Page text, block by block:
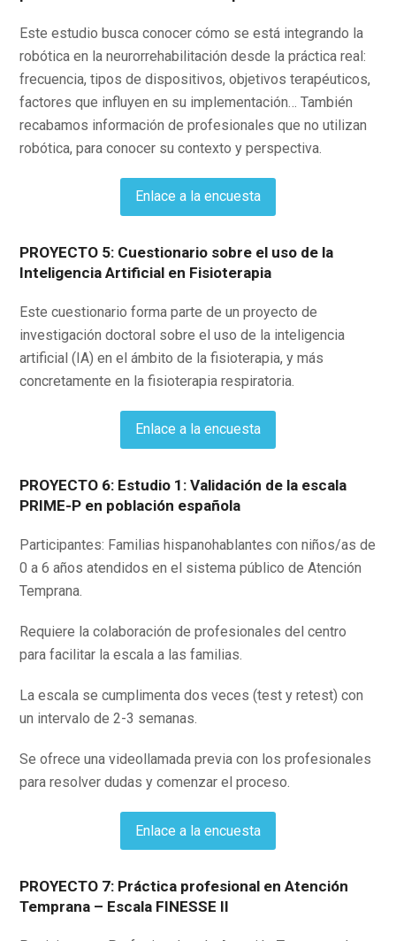
Este estudio busca conocer cómo se está integrando la
robótica en la neurorrehabilitación desde la práctica real:
frecuencia, tipos de dispositivos, objetivos terapéuticos,
factores que influyen en su implementación… También
recabamos información de profesionales que no utilizan
robótica, para conocer su contexto y perspectiva.
Enlace a la encuesta
PROYECTO 5: Cuestionario sobre el uso de la
Inteligencia Artificial en Fisioterapia
Este cuestionario forma parte de un proyecto de
investigación doctoral sobre el uso de la inteligencia
artificial (IA) en el ámbito de la fisioterapia, y más
concretamente en la fisioterapia respiratoria.
Enlace a la encuesta
PROYECTO 6: Estudio 1: Validación de la escala
PRIME-P en población española
Participantes: Familias hispanohablantes con niños/as de
0 a 6 años atendidos en el sistema público de Atención
Temprana.
Requiere la colaboración de profesionales del centro
para facilitar la escala a las familias.
La escala se cumplimenta dos veces (test y retest) con
un intervalo de 2-3 semanas.
Se ofrece una videollamada previa con los profesionales
para resolver dudas y comenzar el proceso.
Enlace a la encuesta
PROYECTO 7: Práctica profesional en Atención
Temprana – Escala FINESSE II